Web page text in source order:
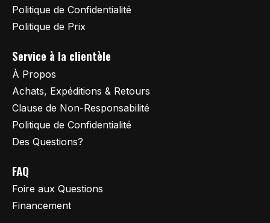
Politique de Confidentialité
Politique de Prix
Service à la clientèle
À Propos
Achats, Expéditions & Retours
Clause de Non-Responsabilité
Politique de Confidentialité
Des Questions?
FAQ
Foire aux Questions
Financement